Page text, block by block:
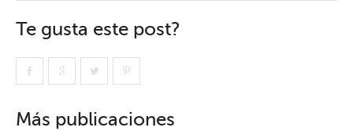
Te gusta este post?
Más publicaciones